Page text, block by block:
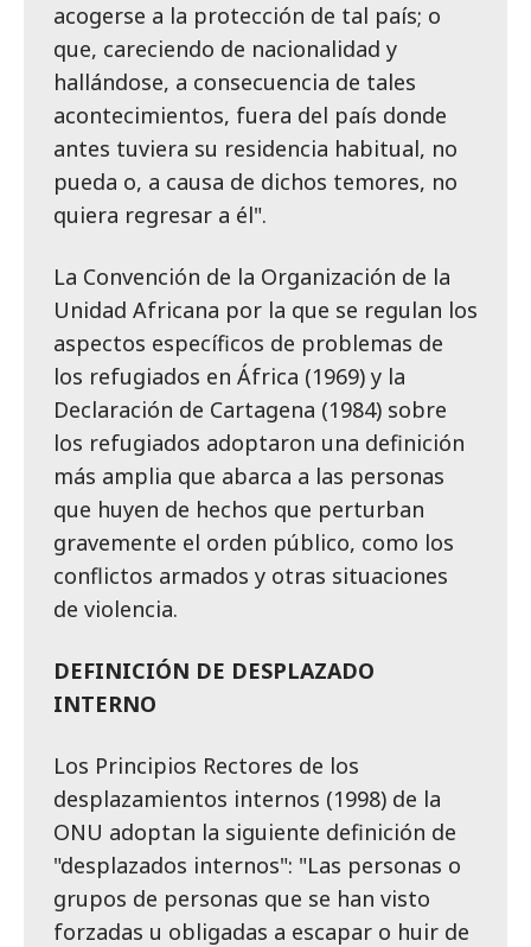
acogerse a la protección de tal país; o
que, careciendo de nacionalidad y
hallándose, a consecuencia de tales
acontecimientos, fuera del país donde
antes tuviera su residencia habitual, no
pueda o, a causa de dichos temores, no
quiera regresar a él".
La Convención de la Organización de la
Unidad Africana por la que se regulan los
aspectos específicos de problemas de
los refugiados en África (1969) y la
Declaración de Cartagena (1984) sobre
los refugiados adoptaron una definición
más amplia que abarca a las personas
que huyen de hechos que perturban
gravemente el orden público, como los
conflictos armados y otras situaciones
de violencia.
DEFINICIÓN DE DESPLAZADO
INTERNO
Los Principios Rectores de los
desplazamientos internos (1998) de la
ONU adoptan la siguiente definición de
"desplazados internos": "Las personas o
grupos de personas que se han visto
forzadas u obligadas a escapar o huir de